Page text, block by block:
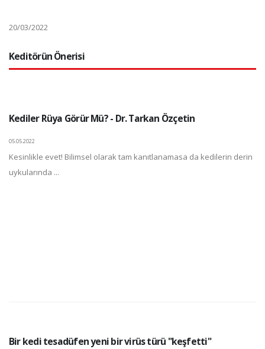
20/03/2022
Keditörün Önerisi
Kediler Rüya Görür Mü? - Dr. Tarkan Özçetin
05.05.2022
Kesinlikle evet! Bilimsel olarak tam kanıtlanamasa da kedilerin derin
uykularında ...
Bir kedi tesadüfen yeni bir virüs türü "keşfetti"